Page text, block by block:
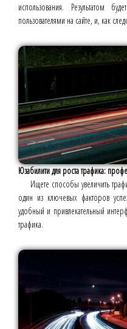
использования. Результатом
пользователями на сайте, и, как
Юзабилити для роста трафика:
Ищете способы увеличить
один из ключевых факторов
удобный и привлекательный
трафика.